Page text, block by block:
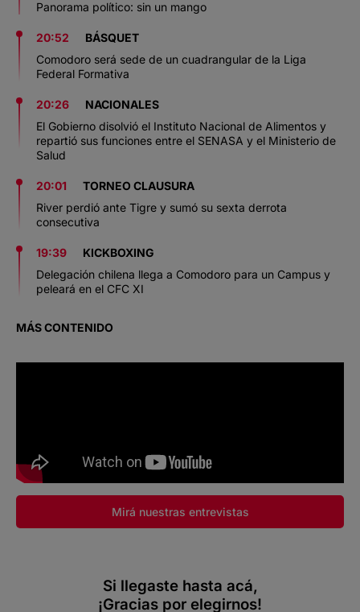
Panorama político: sin un mango
20:52
BÁSQUET
Comodoro será sede de un cuadrangular de la Liga
Federal Formativa
20:26
NACIONALES
El Gobierno disolvió el Instituto Nacional de Alimentos y
repartió sus funciones entre el SENASA y el Ministerio de
Salud
20:01
TORNEO CLAUSURA
River perdió ante Tigre y sumó su sexta derrota
consecutiva
19:39
KICKBOXING
Delegación chilena llega a Comodoro para un Campus y
peleará en el CFC XI
MÁS CONTENIDO
Mirá nuestras entrevistas
Si llegaste hasta acá,
¡Gracias por elegirnos!